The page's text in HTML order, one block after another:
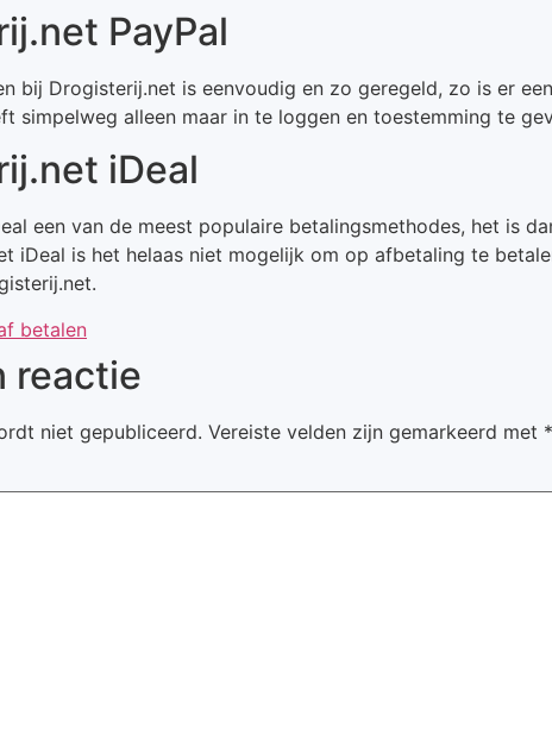
PayPal
bij Drogisterij.net is eenvoudig en zo geregeld, zo is er
simpelweg alleen maar in te loggen en toestemming te
iDeal
een van de meest populaire betalingsmethodes, het is
iDeal is het helaas niet mogelijk om op afbetaling te
betalen
reactie
niet gepubliceerd. Vereiste velden zijn gemarkeerd met *